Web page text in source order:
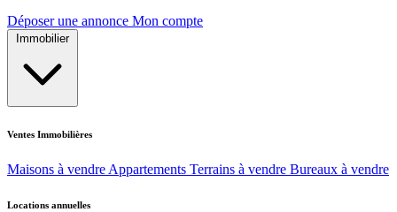
Déposer une annonce Mon compte
Immobilier
Ventes Immobilières
Maisons à vendre Appartements Terrains à vendre Bureaux à vendre
Locations annuelles